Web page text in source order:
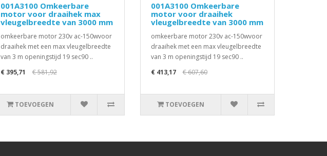
001A3100 Omkeerbare
motor voor draaihek max
vleugelbreedte van 3000 mm
omkeerbare motor 230v ac-150wvoor
draaihek met een max vleugelbreedte
van 3 m openingstijd 19 sec90 ..
€ 395,71
€ 581,92
TOEVOEGEN
001A3100 Omkeerbare
motor voor draaihek
vleugelbreedte van 3000 mm
omkeerbare motor 230v ac-150wvoor
draaihek met een max vleugelbreedte
van 3 m openingstijd 19 sec90 ..
€ 413,17
€ 607,60
TOEVOEGEN